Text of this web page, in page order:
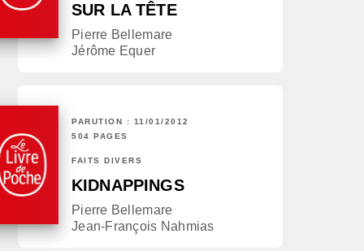
SUR LA TÊTE
Pierre Bellemare
Jérôme Equer
PARUTION : 11/01/2012
504 PAGES
FAITS DIVERS
KIDNAPPINGS
Pierre Bellemare
Jean-François Nahmias